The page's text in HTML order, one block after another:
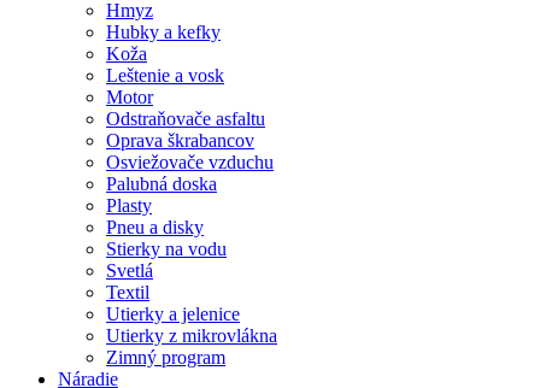
Hmyz
Hubky a kefky
Koža
Leštenie a vosk
Motor
Odstraňovače asfaltu
Oprava škrabancov
Osviežovače vzduchu
Palubná doska
Plasty
Pneu a disky
Stierky na vodu
Svetlá
Textil
Utierky a jelenice
Utierky z mikrovlákna
Zimný program
Náradie